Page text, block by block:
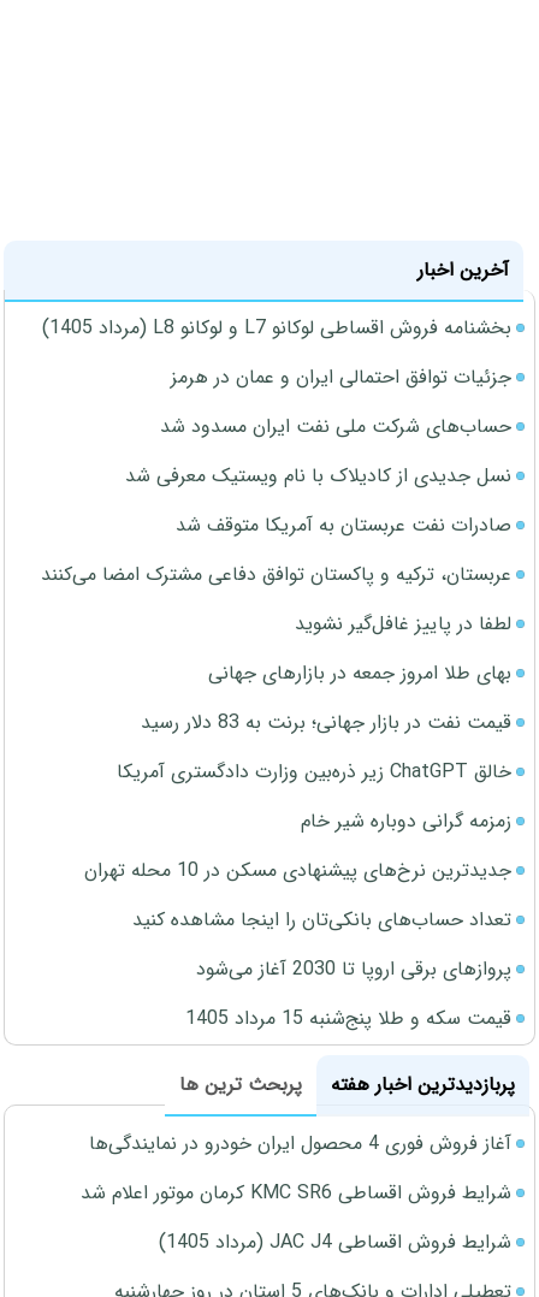
آخرین اخبار
بخشنامه فروش اقساطی لوکانو L7 و لوکانو L8 (مرداد 1405)
جزئیات توافق احتمالی ایران و عمان در هرمز
حساب‌های شرکت ملی نفت ایران مسدود شد
نسل جدیدی از کادیلاک با نام ویستیک معرفی شد
صادرات نفت عربستان به آمریکا متوقف شد
عربستان، ترکیه و پاکستان توافق دفاعی مشترک امضا می‌کنند
لطفا در پاییز غافل‌گیر نشوید
بهای طلا امروز جمعه در بازارهای جهانی
قیمت نفت در بازار جهانی؛ برنت به 83 دلار رسید
خالق ChatGPT زیر ذره‌بین وزارت دادگستری آمریکا
زمزمه گرانی دوباره شیر خام
جدیدترین نرخ‌های پیشنهادی مسکن در 10 محله تهران
تعداد حساب‌های بانکی‌تان را اینجا مشاهده کنید
پروازهای برقی اروپا تا 2030 آغاز می‌شود
قیمت سکه و طلا پنج‌شنبه 15 مرداد 1405
پربازدیدترین اخبار هفته
پربحث ترین ها
آغاز فروش فوری 4 محصول ایران خودرو در نمایندگی‌ها
شرایط فروش اقساطی KMC SR6 کرمان موتور اعلام شد
شرایط فروش اقساطی JAC J4 (مرداد 1405)